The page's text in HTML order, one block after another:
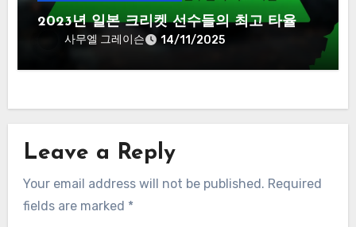
2023년 일본 크리켓 선수들의 최고 타율
사무엘 그레이슨 14/11/2025
Leave a Reply
Your email address will not be published. Required
fields are marked *